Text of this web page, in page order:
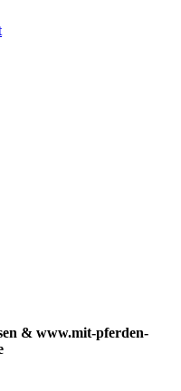
& www.mit-pferden-